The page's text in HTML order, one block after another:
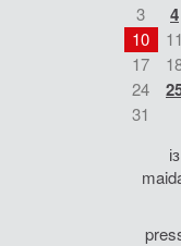
3 4
10
11
17
24
31